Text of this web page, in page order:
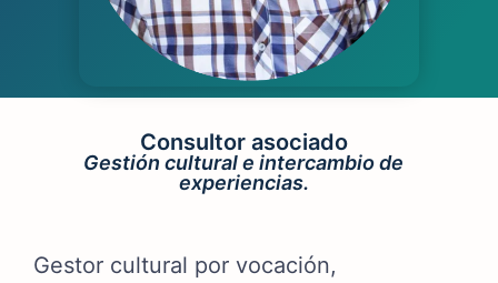
Consultor asociado
Gestión cultural e intercambio de
experiencias.
Gestor cultural por vocación,